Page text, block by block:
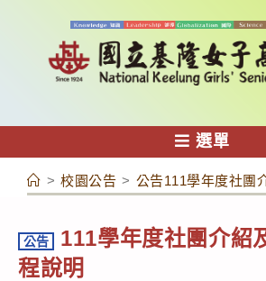
容
選單
> 校園公告 > 公告111學年度社團
公告
111學年度社團介紹
程說明